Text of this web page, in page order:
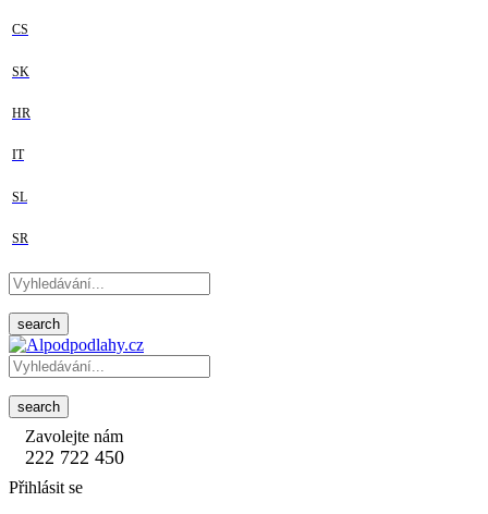
CS
SK
HR
IT
SL
SR
search
search
Zavolejte nám
222 722 450
Přihlásit se